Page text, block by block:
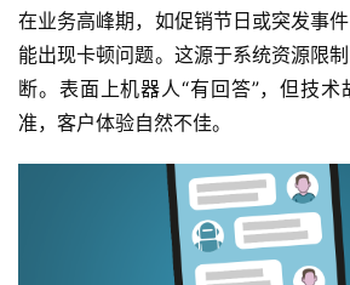
在业务高峰期，如促销节日或突发事
能出现卡顿问题。这源于系统资源限
断。表面上机器人“有回答”，但技
准，客户体验自然不佳。